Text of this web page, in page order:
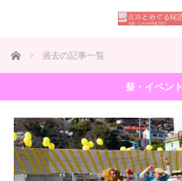
ホーム 過去の記事一覧
祭・イベント